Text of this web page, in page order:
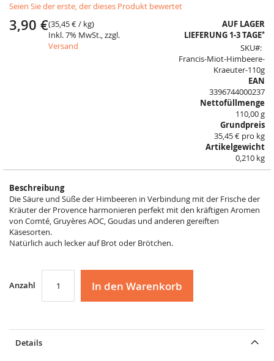
to
the
beginning
Seien Sie der erste, der dieses Produkt bewertet
3,90 €(35,45 €/ kg)
Inkl. 7% MwSt., zzgl.
Versand
AUF LAGER
LIEFERUNG 1-3 TAGE*
SKU
Francis-Miot-Himbeere-
Kraeuter-110g
EAN
3396744000237
Nettofüllmenge
110,00 g
Grundpreis
35,45 € pro kg
Artikelgewicht
0,210 kg
Beschreibung
Die Säure und Süße der Himbeeren in Verbindung mit der Frische der
Kräuter der Provence harmonieren perfekt mit den kräftigen Aromen
von Comté, Gruyères AOC, Goudas und anderen gereiften
Käsesorten.
Natürlich auch lecker auf Brot oder Brötchen.
Anzahl In den Warenkorb
Details